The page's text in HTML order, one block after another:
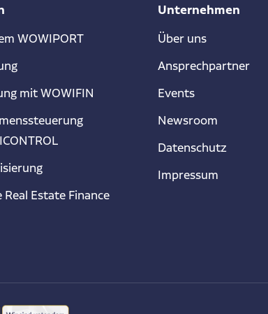
WOWIPORT
mit WOWIFIN
Estate Finance
Unternehmen
Über uns
Ansprechpartner
Events
Newsroom
Datenschutz
Impressum